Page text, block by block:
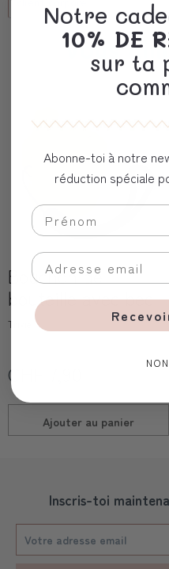
Vous
Bouchon de
bouteille avec bec
Trixie
CHF 7,90
Ajouter au panier
Inscris-toi
Notre
10% DE
sur ta
Abonne-toi à notre
réduction spéciale